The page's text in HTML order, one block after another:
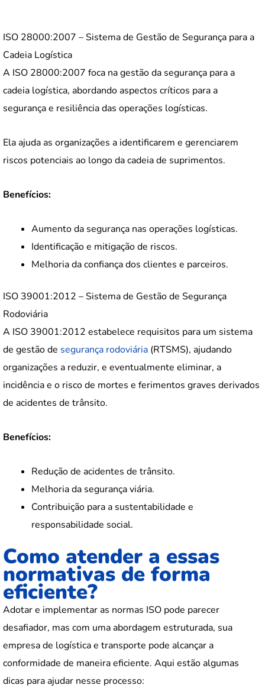
ISO 28000:2007 – Sistema de Gestão de Segurança para a
Cadeia Logística
A ISO 28000:2007 foca na gestão da segurança para a
cadeia logística, abordando aspectos críticos para a
segurança e resiliência das operações logísticas.
Ela ajuda as organizações a identificarem e gerenciarem
riscos potenciais ao longo da cadeia de suprimentos.
Benefícios:
Aumento da segurança nas operações logísticas.
Identificação e mitigação de riscos.
Melhoria da confiança dos clientes e parceiros.
ISO 39001:2012 – Sistema de Gestão de Segurança
Rodoviária
A ISO 39001:2012 estabelece requisitos para um sistema
de gestão de segurança rodoviária (RTSMS), ajudando
organizações a reduzir, e eventualmente eliminar, a
incidência e o risco de mortes e ferimentos graves derivados
de acidentes de trânsito.
Benefícios:
Redução de acidentes de trânsito.
Melhoria da segurança viária.
Contribuição para a sustentabilidade e
responsabilidade social.
Como atender a essas
normativas de forma
eficiente?
Adotar e implementar as normas ISO pode parecer
desafiador, mas com uma abordagem estruturada, sua
empresa de logística e transporte pode alcançar a
conformidade de maneira eficiente. Aqui estão algumas
dicas para ajudar nesse processo: